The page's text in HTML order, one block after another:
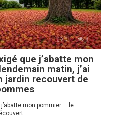
0 8
que j’abatte mon
matin, j’ai
jardin recouvert de
mon pommier — le